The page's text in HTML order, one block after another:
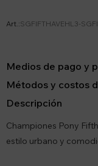
SGFIFTHAVEHL3-
Medios de pago y
Métodos y costos
Descripción
Championes Pony
estilo urbano y